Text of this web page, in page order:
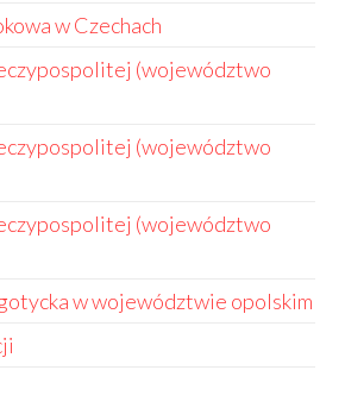
w Czechach
(województwo
(województwo
(województwo
w województwie opolskim